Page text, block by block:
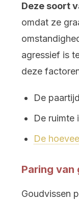
Deze soort
omdat ze
agressief is
deze
De paartijd
De ruimte
De
Paring van
Goudvissen